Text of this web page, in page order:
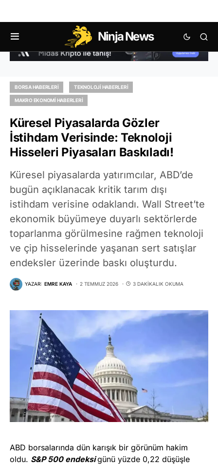
Ninja News
BORSA HABERLERI TEKNOLOJI HABERLERI
MAKRO EKONOMI HABERLERI
Küresel Piyasalarda Gözler
İstihdam Verisinde: Teknoloji
Hisseleri Piyasaları Baskıladı!
Küresel piyasalarda yatırımcılar, ABD’de
bugün açıklanacak kritik tarım dışı
istihdam verisine odaklandı. Wall Street’te
ekonomik büyümeye duyarlı sektörlerde
toparlanma görülmesine rağmen teknoloji
ve çip hisselerinde yaşanan sert satışlar
endeksler üzerinde baskı oluşturdu.
YAZAR: EMRE KAYA 2 TEMMUZ 2026 3 DAKIKALIK OKUMA
ABD borsalarında dün karışık bir görünüm hakim
oldu. S&P 500 endeksigünü yüzde 0,22 düşüşle